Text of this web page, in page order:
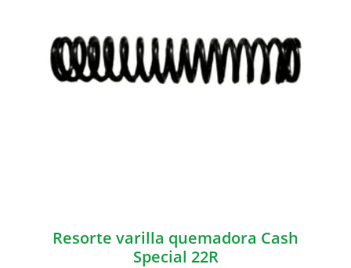
Resorte varilla quemadora Cash
Special 22R